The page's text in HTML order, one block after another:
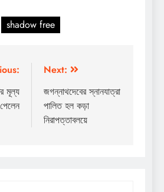
shadow free
মূল্য
Next:
জগন্নাথদেবের স্নানযাত্রা
পালিত হল কড়া
নিরাপত্তাবলয়ে